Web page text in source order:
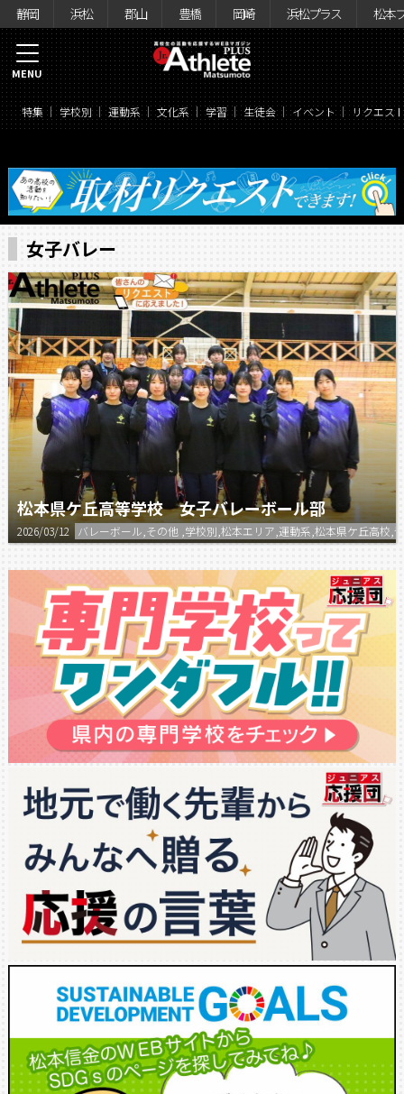
静岡 浜松 郡山 豊橋 岡崎 浜松プラス 松本
特集 学校別 運動系 文化系 学習 生徒会 イベント リクエス
MENU
女子バレー
松本県ケ丘高等学校 女子バレーボール部
2026/03/12 バレーボール,その他 ,学校別,松本エリア,運動系,松本県ケ丘高校,